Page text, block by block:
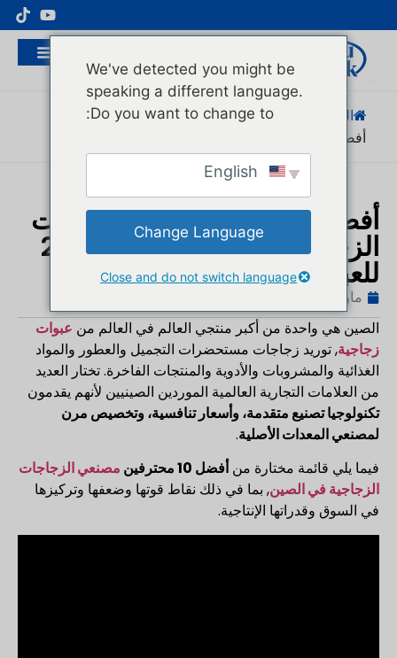
مُصنِّع عبوات مستحضرات التجميل الاحترافية
الصفحة الرئيسية / المدونة / اتجاهات الصناعة
أفضل 10 قوارير زجاجية...
أفضل 10 شركات لتصنيع العبوات
الزجاجية في الصين: دليل 2026
للعبوات الزجاجية المخصصة
مارس 14، 2026
الصين هي واحدة من أكبر منتجي العالم في العالم من عبوات
زجاجية, توريد زجاجات مستحضرات التجميل والعطور والمواد
الغذائية والمشروبات والأدوية والمنتجات الفاخرة. تختار العديد
من العلامات التجارية العالمية الموردين الصينيين لأنهم يقدمون
تكنولوجيا تصنيع متقدمة، وأسعار تنافسية، وتخصيص مرن
لمصنعي المعدات الأصلية.
فيما يلي قائمة مختارة منأفضل 10 محترفين
مصنعي الزجاجات
الزجاجية في الصين, بما في ذلك نقاط قوتها وضعفها وتركيزها
في السوق وقدراتها الإنتاجية.
We've detected you might be
speaking a different language.
Do you want to change to:
Change Language
Close and do not switch language